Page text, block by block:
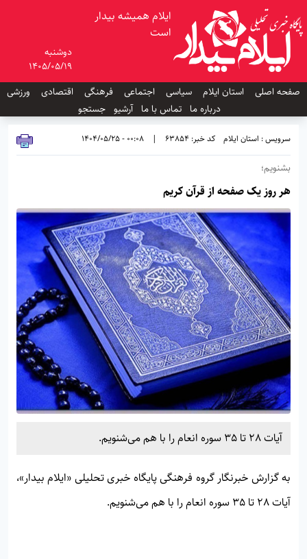
ایلام همیشه بیدار
است
دوشنبه
1405/05/19
صفحه اصلی
استان ایلام سیاسی اجتماعی فرهنگی اقتصادی
ورزشی
درباره ما تماس با ما آرشیو جستجو
سرویس : استان ایلام کد خبر: 63854 |
00:08 - 1404/05/25
بشنویم؛
هر روز یک صفحه از قرآن کریم
آیات 28 تا 35 سوره انعام را با هم می‌شنویم.
به گزارش خبرنگار گروه فرهنگی پایگاه خبری تحلیلی «ایلام بیدار»،
آیات 28 تا 35 سوره انعام را با هم می‌شنویم.